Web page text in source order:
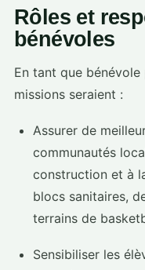
Rôles et
bénévoles
En tant que
missions seraient :
Assurer de
communautés
construction et à
blocs sanitaires,
terrains de
Sensibiliser les